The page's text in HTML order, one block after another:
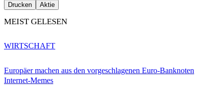
Drucken Aktie
MEIST GELESEN
Europäer machen aus den vorgeschlagenen Euro-Banknoten
Internet-Memes
WIRTSCHAFT